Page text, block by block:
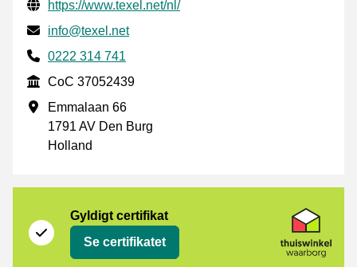
Verificerede kontaktoplysninger
Website URL
https://www.texel.net/nl/
E-mail
info@texel.net
Phone number
0222 314 741
CoC
CoC 37052439
Forretningsadresse
Emmalaan 66
1791 AV Den Burg
Holland
Gyldigt certifikat
Se certifikatet